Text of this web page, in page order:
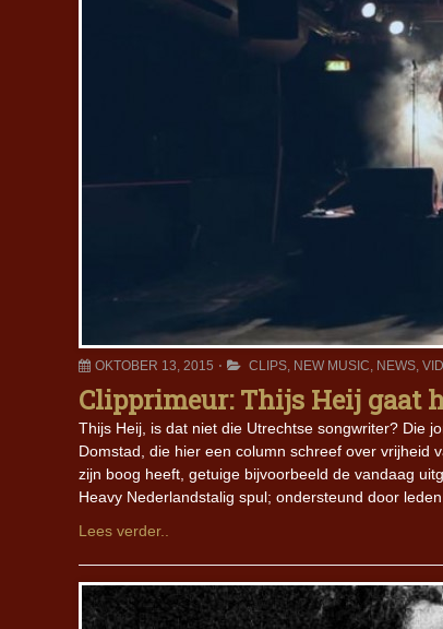
OKTOBER 13, 2015 CLIPS, NEW MUSIC, NEWS,
Clipprimeur: Thijs Heij gaat
Thijs Heij, is dat niet die Utrechtse songwriter? Die
Domstad, die hier een column schreef over vrijheid
zijn boog heeft, getuige bijvoorbeeld de vandaag
Heavy Nederlandstalig spul; ondersteund door
Lees verder..